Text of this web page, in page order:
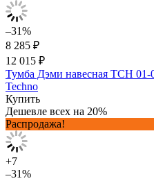
–31%
8 285 ₽
12 015 ₽
Тумба Дэми навесная ТСН 01-
Techno
Купить
Дешевле всех на 20%
Распродажа!
+7
–31%